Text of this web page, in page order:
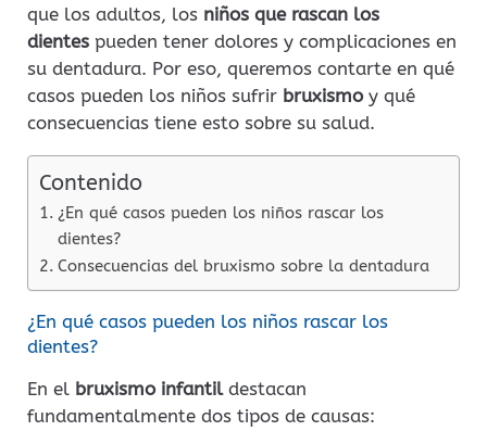
que los adultos, los niños que rascan los
dientes pueden tener dolores y complicaciones en
su dentadura. Por eso, queremos contarte en qué
casos pueden los niños sufrir bruxismo y qué
consecuencias tiene esto sobre su salud.
Contenido
¿En qué casos pueden los niños rascar los
dientes?
Consecuencias del bruxismo sobre la dentadura
¿En qué casos pueden los niños rascar los
dientes?
En el bruxismo infantil destacan
fundamentalmente dos tipos de causas: